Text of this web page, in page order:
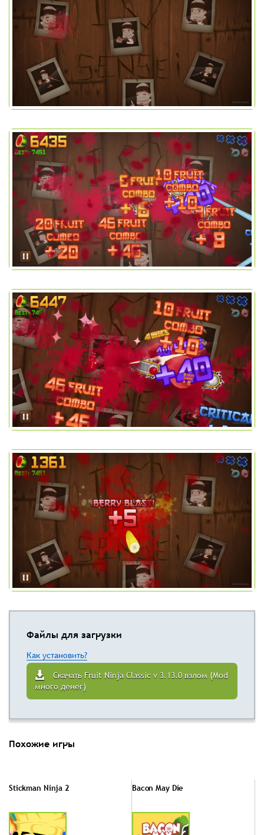
Файлы для загрузки
Как установить?
Скачать Fruit Ninja Classic v 3.13.0 взлом (Mod
много денег)
Похожие игры
Stickman Ninja 2 Bacon May Die